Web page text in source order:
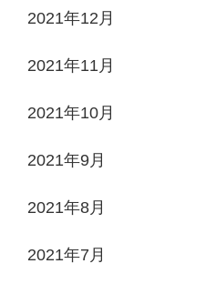
2021年12月
2021年11月
2021年10月
2021年9月
2021年8月
2021年7月